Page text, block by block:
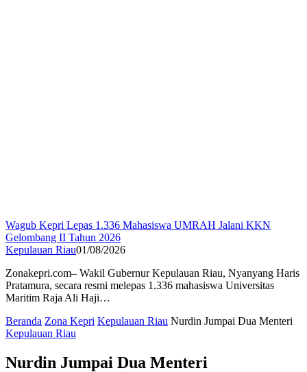
Wagub Kepri Lepas 1.336 Mahasiswa UMRAH Jalani KKN
Gelombang II Tahun 2026
Kepulauan Riau01/08/2026
Zonakepri.com– Wakil Gubernur Kepulauan Riau, Nyanyang Haris
Pratamura, secara resmi melepas 1.336 mahasiswa Universitas
Maritim Raja Ali Haji…
Beranda Zona Kepri Kepulauan Riau Nurdin Jumpai Dua Menteri
Kepulauan Riau
Nurdin Jumpai Dua Menteri